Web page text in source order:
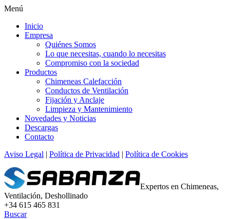
Menú
Inicio
Empresa
Quiénes Somos
Lo que necesitas, cuando lo necesitas
Compromiso con la sociedad
Productos
Chimeneas Calefacción
Conductos de Ventilación
Fijación y Anclaje
Limpieza y Mantenimiento
Novedades y Noticias
Descargas
Contacto
Aviso Legal | Política de Privacidad | Política de Cookies
Expertos en Chimeneas,
Ventilación, Deshollinado
+34 615 465 831
Buscar